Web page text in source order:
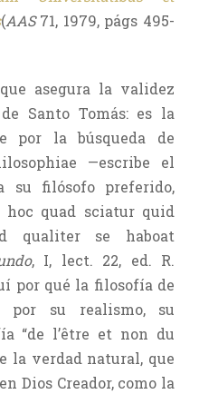
(AAS71, 1979, págs 495-
asegura la validez
Santo Tomás: es la
por la búsqueda de
—escribe el
su filósofo preferido,
quad sciatur quid
qualiter se haboat
, I, lect. 22, ed. R.
por qué la filosofía de
por su realismo, su
“de l’être et non du
la verdad natural, que
Dios Creador, como la